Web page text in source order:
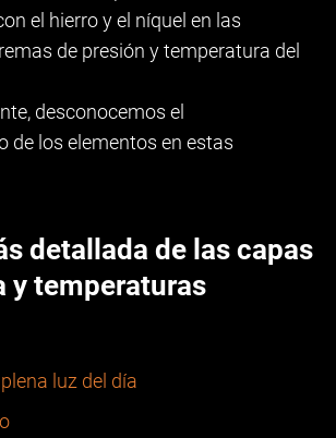
el hierro y el níquel en las
de presión y temperatura del
desconocemos el
de los elementos en estas
detallada de las capas
y temperaturas
luz del día